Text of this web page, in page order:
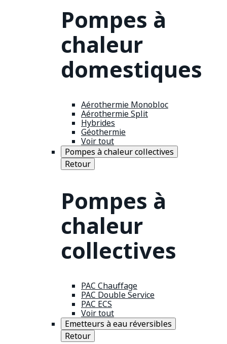
Pompes à
chaleur
domestiques
Aérothermie Monobloc
Aérothermie Split
Hybrides
Géothermie
Voir tout
Pompes à chaleur collectives
Retour
Pompes à
chaleur
collectives
PAC Chauffage
PAC Double Service
PAC ECS
Voir tout
Emetteurs à eau réversibles
Retour